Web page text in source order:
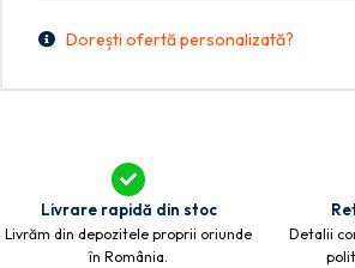
Dorești ofertă personalizată?
Livrare rapidă din stoc
Livrăm din depozitele proprii oriunde
în România.
Detalii